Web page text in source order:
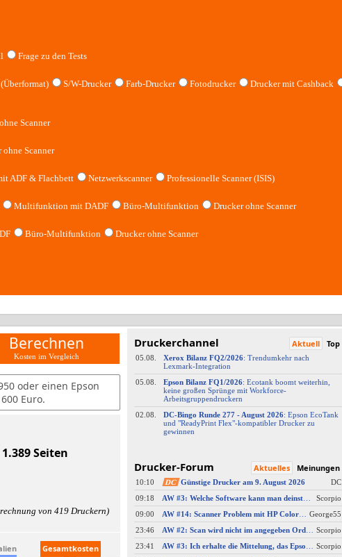
Frage zu den Tests
S/W-Drucker Farb-Drucker Fotodrucker
Drucker mit Cashback
Scanner
ohne Scanner
ADF & Flachbett Netzwerkscanner
Professionelle Scanner (ISIS)
Multifunktion mit DADF Büro-Multifunktion
Drucker ohne Scanner
Büro-Multifunktion
Drucker ohne Scanner
Berechnen
Kosten im Vergleich
oder einen Epson
Euro.
Seiten
von 419 Druckern)
Gesamtkosten
Druckerchannel Aktuell Top
05.08. Xerox Bilanz FQ2/2026: Trendumkehr nach
Lexmark-​Integration
05.08.
Epson Bilanz FQ1/2026: Ecotank boomt weiterhin,
keine großen Sprünge mit Workforce-​
Arbeitsgruppendruckern
02.08.
DC-​Bingo Runde 277 -​ August 2026: Epson EcoTank
und "ReadyPrint Flex"-​kompatibler Drucker zu
gewinnen
Drucker-Forum Aktuelles Meinungen
10:10 DC Günstige Drucker am 9. August 2026
DC
09:18
AW #3: Welche Software kann man deinstallieren - welche ich zwingend erforderlich
Scorpio
09:00
AW #14: Scanner Problem mit HP Color Laserjet Pro MFP M479fdw
George55
23:46
AW #2: Scan wird nicht im angegeben Ordner gespeichert, wenn vom Bediendisplay gescannt wird
Scorpio
23:41
Scorpio